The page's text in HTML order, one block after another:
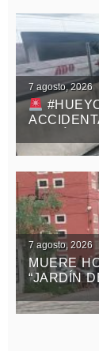
7 agosto, 2026
LA
7 agosto, 2026
MUERE
“JARDÍN
APIZACO